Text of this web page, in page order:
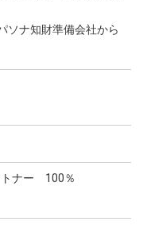
ナ知財準備会社から
トナー 100％